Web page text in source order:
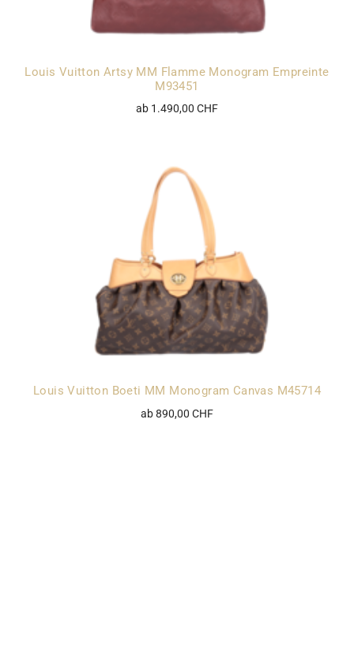
Louis Vuitton Artsy MM Flamme Monogram Empreinte
M93451
ab 1.490,00 CHF
Louis Vuitton Boeti MM Monogram Canvas M45714
ab 890,00 CHF